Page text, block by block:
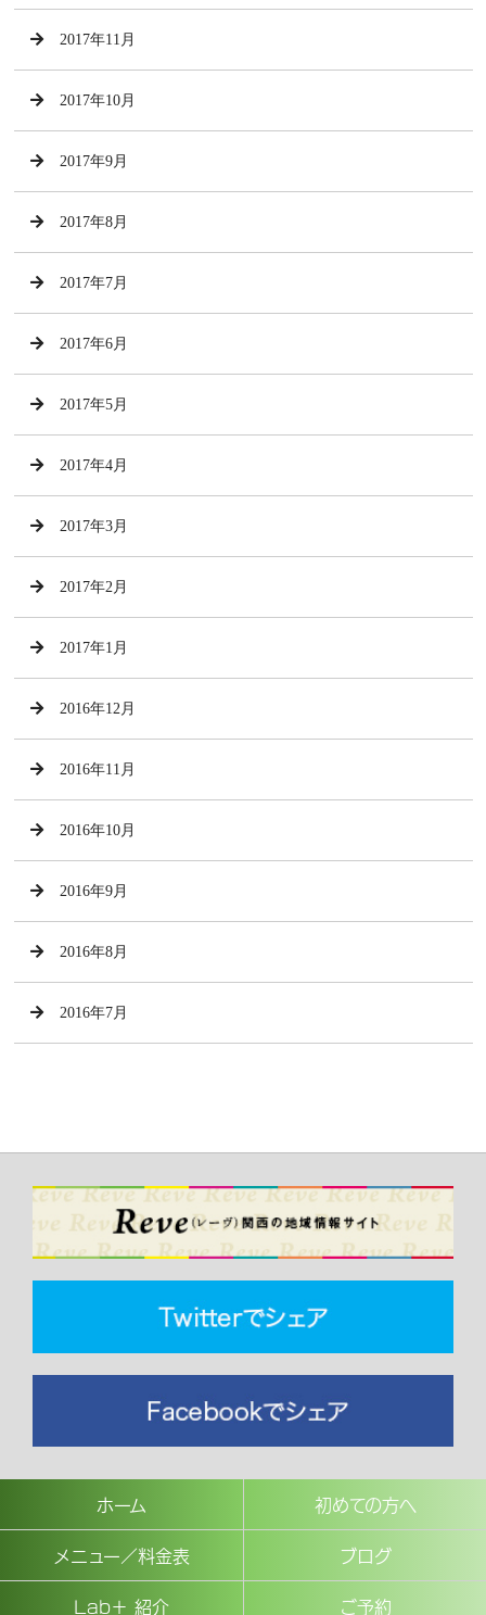
2017年11月
2017年10月
2017年9月
2017年8月
2017年7月
2017年6月
2017年5月
2017年4月
2017年3月
2017年2月
2017年1月
2016年12月
2016年11月
2016年10月
2016年9月
2016年8月
2016年7月
ホーム
初めての方へ
メニュー／料金表
ブログ
Lab＋ 紹介
ご予約